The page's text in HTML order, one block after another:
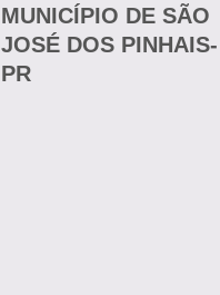
MUNICÍPIO DE SÃO
JOSÉ DOS PINHAIS-
PR